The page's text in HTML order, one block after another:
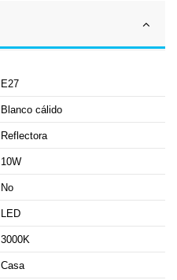
E27
Blanco cálido
Reflectora
10W
No
LED
3000K
Casa